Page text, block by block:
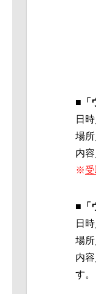
■
日
場
内
※
■「
日
場
内
す。